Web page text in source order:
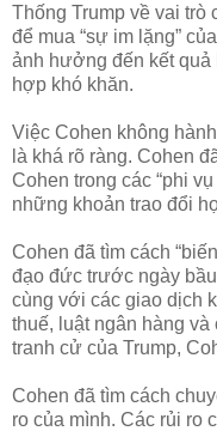
Thống Trump về vai trò
để mua “sự im lặng”
ảnh hưởng đến kết
hợp khó khăn.
Việc Cohen không
là khá rõ ràng. Cohen
Cohen trong các “phi
những khoản trao đổi
Cohen đã tìm cách
đạo đức trước ngày
cùng với các giao dịch
thuế, luật ngân hàng
tranh cử của Trump,
Cohen đã tìm cách
ro của mình. Các rủi ro